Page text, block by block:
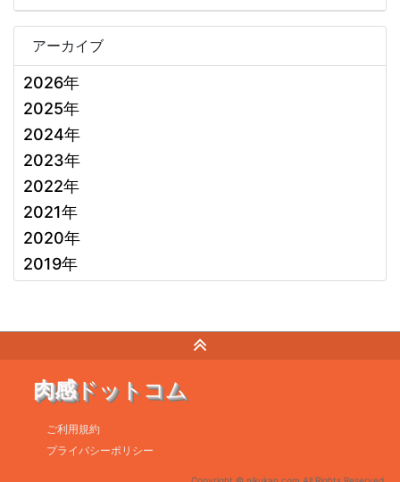
アーカイブ
2026年
2025年
2024年
2023年
2022年
2021年
2020年
2019年
肉感ドットコム
ご利用規約
プライバシーポリシー